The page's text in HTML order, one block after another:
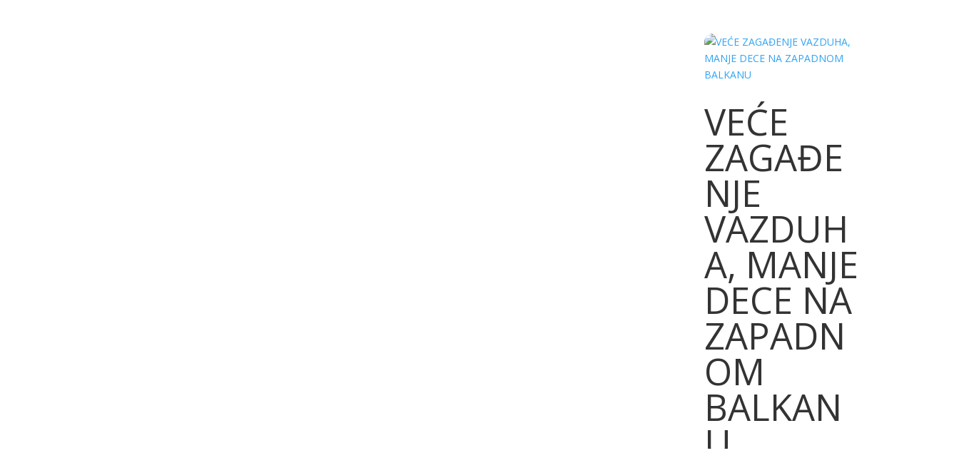
VEĆE
ZAGAĐE
NJE
VAZDUH
A, MANJE
DECE NA
ZAPADN
OM
BALKAN
U